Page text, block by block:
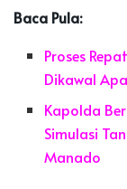
Baca Pula:
Proses
Dikawal
Kapolda
Simulasi
Manado